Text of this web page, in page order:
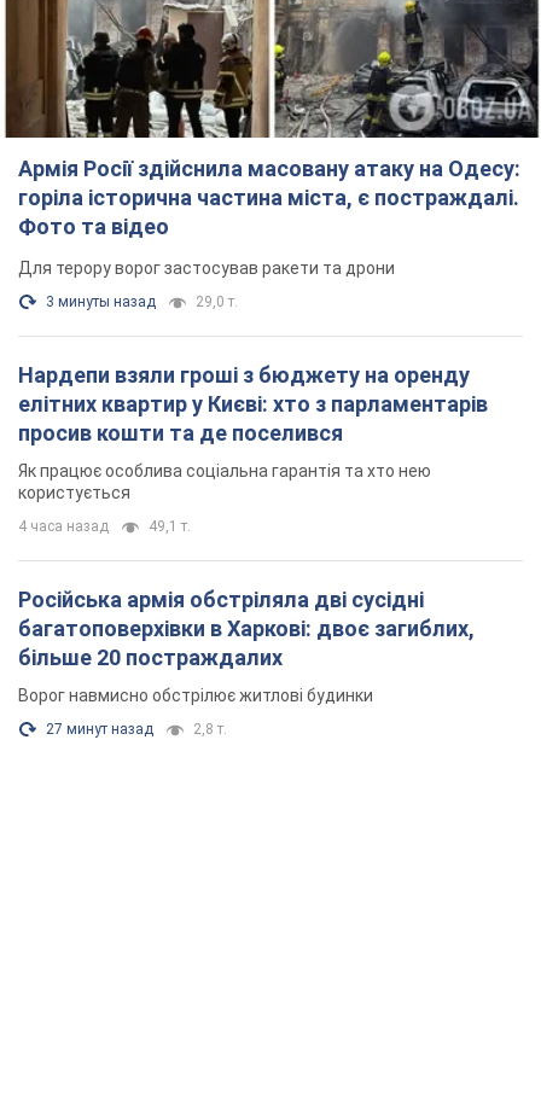
Армія Росії здійснила масовану атаку на Одесу:
горіла історична частина міста, є постраждалі.
Фото та відео
Для терору ворог застосував ракети та дрони
3 минуты назад 29,0 т.
Нардепи взяли гроші з бюджету на оренду
елітних квартир у Києві: хто з парламентарів
просив кошти та де поселився
Як працює особлива соціальна гарантія та хто нею
користується
4 часа назад 49,1 т.
Російська армія обстріляла дві сусідні
багатоповерхівки в Харкові: двоє загиблих,
більше 20 постраждалих
Ворог навмисно обстрілює житлові будинки
27 минут назад 2,8 т.